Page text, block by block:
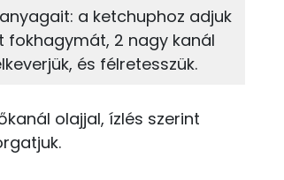
148 kcal
1 kcal
69%
Víz
a ketchuphoz adjuk
fokhagymát, 2 nagy kanál
és félretesszük.
olajjal, ízlés szerint